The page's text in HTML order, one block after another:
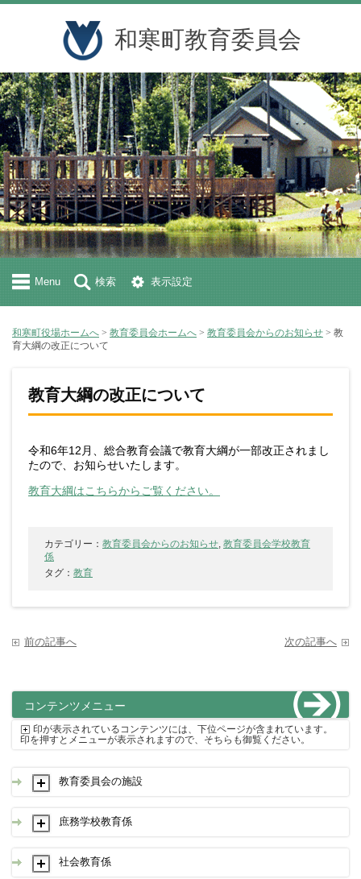
和寒町教育委員会
Menu 検索 表示設定
和寒町役場ホームへ > 教育委員会ホームへ > 教育委員会からのお知らせ > 教
育大綱の改正について
教育大綱の改正について
令和6年12月、総合教育会議で教育大綱が一部改正されまし
たので、お知らせいたします。
教育大綱はこちらからご覧ください。
カテゴリー： 教育委員会からのお知らせ, 教育委員会学校教育
係
タグ： 教育
前の記事へ 次の記事へ
コンテンツメニュー
印が表示されているコンテンツには、下位ページが含まれています。
印を押すとメニューが表示されますので、そちらも御覧ください。
教育委員会の施設
庶務学校教育係
社会教育係